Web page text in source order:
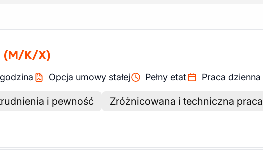
(M/K/X)
godzina Opcja umowy stałej Pełny etat Praca dzienna
i pewność
Zróżnicowana i techniczna praca